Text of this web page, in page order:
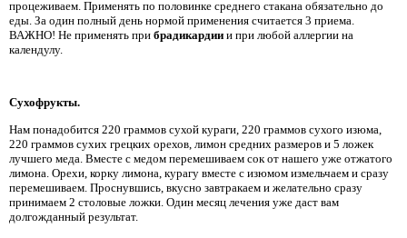
процеживаем. Применять по половинке среднего стакана обязательно до
еды. За один полный день нормой применения считается 3 приема.
ВАЖНО! Не применять при брадикардии и при любой аллергии на
календулу.
Сухофрукты.
Нам понадобится 220 граммов сухой кураги, 220 граммов сухого изюма,
220 граммов сухих грецких орехов, лимон средних размеров и 5 ложек
лучшего меда. Вместе с медом перемешиваем сок от нашего уже отжатого
лимона. Орехи, корку лимона, курагу вместе с изюмом измельчаем и сразу
перемешиваем. Проснувшись, вкусно завтракаем и желательно сразу
принимаем 2 столовые ложки. Один месяц лечения уже даст вам
долгожданный результат.